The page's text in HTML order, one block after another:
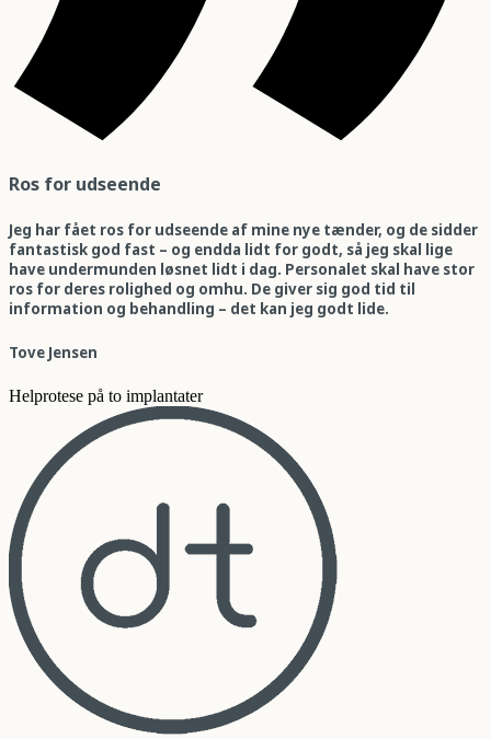
Ros for udseende
Jeg har fået ros for udseende af mine nye tænder, og de sidder
fantastisk god fast – og endda lidt for godt, så jeg skal lige
have undermunden løsnet lidt i dag. Personalet skal have stor
ros for deres rolighed og omhu. De giver sig god tid til
information og behandling – det kan jeg godt lide.
Tove Jensen
Helprotese på to implantater